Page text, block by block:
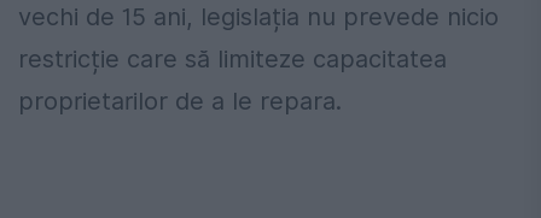
vechi de 15 ani, legislația nu prevede nicio
restricție care să limiteze capacitatea
proprietarilor de a le repara.